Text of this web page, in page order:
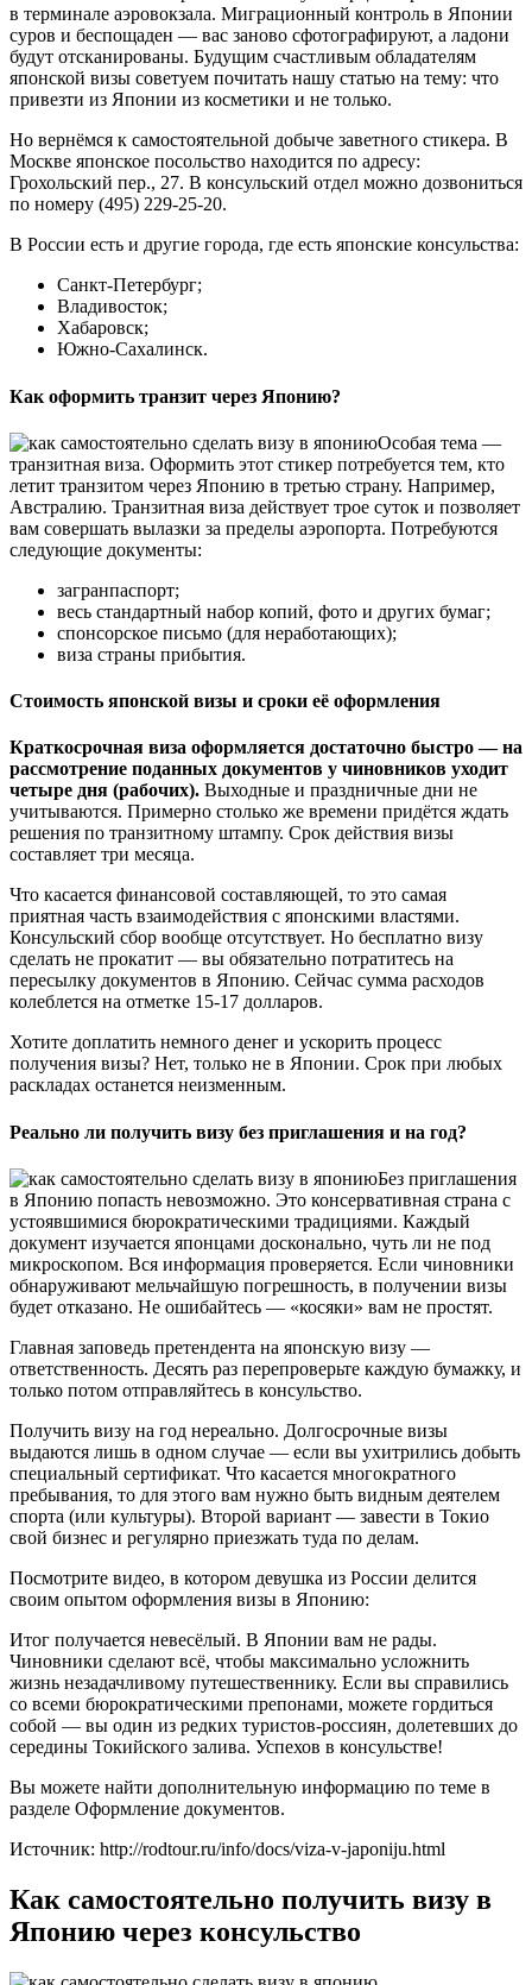
в терминале аэровокзала. Миграционный контроль в Японии
суров и беспощаден — вас заново сфотографируют, а ладони
будут отсканированы. Будущим счастливым обладателям
японской визы советуем почитать нашу статью на тему: что
привезти из Японии из косметики и не только.
Но вернёмся к самостоятельной добыче заветного стикера. В
Москве японское посольство находится по адресу:
Грохольский пер., 27. В консульский отдел можно дозвониться
по номеру (495) 229-25-20.
В России есть и другие города, где есть японские консульства:
Санкт-Петербург;
Владивосток;
Хабаровск;
Южно-Сахалинск.
Как оформить транзит через Японию?
Особая тема —
транзитная виза. Оформить этот стикер потребуется тем, кто
летит транзитом через Японию в третью страну. Например,
Австралию. Транзитная виза действует трое суток и позволяет
вам совершать вылазки за пределы аэропорта. Потребуются
следующие документы:
загранпаспорт;
весь стандартный набор копий, фото и других бумаг;
спонсорское письмо (для неработающих);
виза страны прибытия.
Стоимость японской визы и сроки её оформления
Краткосрочная виза оформляется достаточно быстро — на
рассмотрение поданных документов у чиновников уходит
четыре дня (рабочих). Выходные и праздничные дни не
учитываются. Примерно столько же времени придётся ждать
решения по транзитному штампу. Срок действия визы
составляет три месяца.
Что касается финансовой составляющей, то это самая
приятная часть взаимодействия с японскими властями.
Консульский сбор вообще отсутствует. Но бесплатно визу
сделать не прокатит — вы обязательно потратитесь на
пересылку документов в Японию. Сейчас сумма расходов
колеблется на отметке 15-17 долларов.
Хотите доплатить немного денег и ускорить процесс
получения визы? Нет, только не в Японии. Срок при любых
раскладах останется неизменным.
Реально ли получить визу без приглашения и на год?
Без приглашения
в Японию попасть невозможно. Это консервативная страна с
устоявшимися бюрократическими традициями. Каждый
документ изучается японцами досконально, чуть ли не под
микроскопом. Вся информация проверяется. Если чиновники
обнаруживают мельчайшую погрешность, в получении визы
будет отказано. Не ошибайтесь — «косяки» вам не простят.
Главная заповедь претендента на японскую визу —
ответственность. Десять раз перепроверьте каждую бумажку, и
только потом отправляйтесь в консульство.
Получить визу на год нереально. Долгосрочные визы
выдаются лишь в одном случае — если вы ухитрились добыть
специальный сертификат. Что касается многократного
пребывания, то для этого вам нужно быть видным деятелем
спорта (или культуры). Второй вариант — завести в Токио
свой бизнес и регулярно приезжать туда по делам.
Посмотрите видео, в котором девушка из России делится
своим опытом оформления визы в Японию:
Итог получается невесёлый. В Японии вам не рады.
Чиновники сделают всё, чтобы максимально усложнить
жизнь незадачливому путешественнику. Если вы справились
со всеми бюрократическими препонами, можете гордиться
собой — вы один из редких туристов-россиян, долетевших до
середины Токийского залива. Успехов в консульстве!
Вы можете найти дополнительную информацию по теме в
разделе Оформление документов.
Источник: http://rodtour.ru/info/docs/viza-v-japoniju.html
Как самостоятельно получить визу в
Японию через консульство